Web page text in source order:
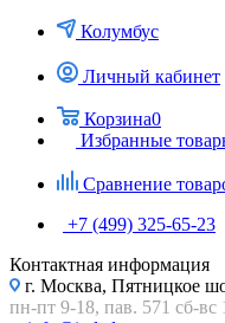
Колумбус
Личный кабинет
Корзина0
Избранные
Сравнение
+7 (499) 325-65-23
Контактная информация
г. Москва, Пятницкое
пн-пт 9-18, пав. 571 сб-вс